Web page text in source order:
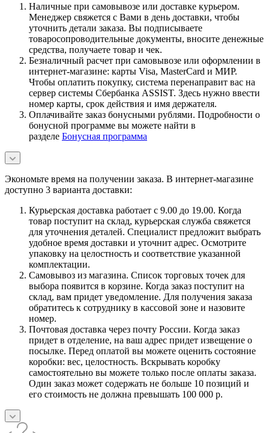
Наличные при самовывозе или доставке курьером.
Менеджер свяжется с Вами в день доставки, чтобы
уточнить детали заказа. Вы подписываете
товаросопроводительные документы, вносите денежные
средства, получаете товар и чек.
Безналичный расчет при самовывозе или оформлении в
интернет-магазине: карты Visa, MasterCard и МИР.
Чтобы оплатить покупку, система перенаправит вас на
сервер системы Сбербанка ASSIST. Здесь нужно ввести
номер карты, срок действия и имя держателя.
Оплачивайте заказ бонусными рублями. Подробности о
бонусной программе вы можете найти в
разделе Бонусная программа
Экономьте время на получении заказа. В интернет-магазине
доступно 3 варианта доставки:
Курьерская доставка работает с 9.00 до 19.00. Когда
товар поступит на склад, курьерская служба свяжется
для уточнения деталей. Специалист предложит выбрать
удобное время доставки и уточнит адрес. Осмотрите
упаковку на целостность и соответствие указанной
комплектации.
Самовывоз из магазина. Список торговых точек для
выбора появится в корзине. Когда заказ поступит на
склад, вам придет уведомление. Для получения заказа
обратитесь к сотруднику в кассовой зоне и назовите
номер.
Почтовая доставка через почту России. Когда заказ
придет в отделение, на ваш адрес придет извещение о
посылке. Перед оплатой вы можете оценить состояние
коробки: вес, целостность. Вскрывать коробку
самостоятельно вы можете только после оплаты заказа.
Один заказ может содержать не больше 10 позиций и
его стоимость не должна превышать 100 000 р.